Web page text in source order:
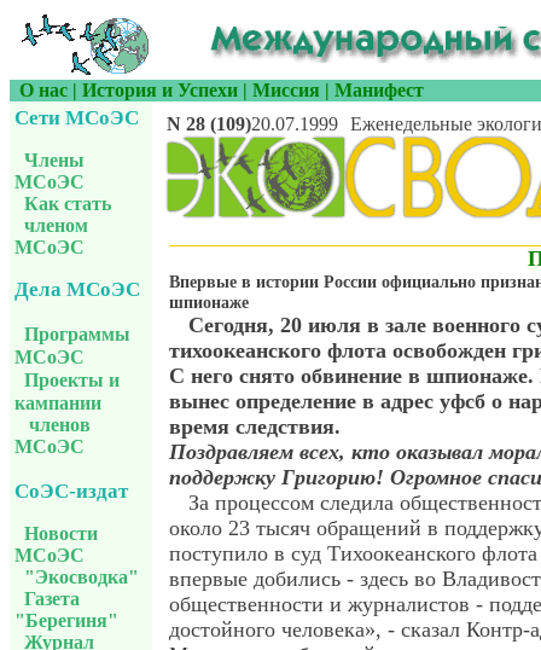
О нас | История и Успехи | Миссия | Манифест
Сети МСоЭС
Члены
МСоЭС
Как стать
членом
МСоЭС
Дела МСоЭС
Программы
МСоЭС
Проекты и
кампании
членов
МСоЭС
СоЭС-издат
Новости
МСоЭС
"Экосводка"
Газета
"Берегиня"
Журнал
N 28 (109)20.07.1999 Еженедельные
Впервые в истории России официально
шпионаже
Сегодня, 20 июля в зале военного
тихоокеанского флота освобожден
С него снято обвинение в
вынес определение в адрес уфсб о
время следствия.
Поздравляем всех, кто оказывал
поддержку Григорию! Огромное
За процессом следила
около 23 тысяч обращений в
поступило в суд Тихоокеанского
впервые добились - здесь во
общественности и журналистов -
достойного человека», - сказал